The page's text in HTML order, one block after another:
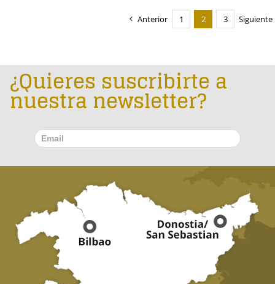
Anterior 1 2 3 Siguiente
¿Quieres suscribirte a
nuestra newsletter?